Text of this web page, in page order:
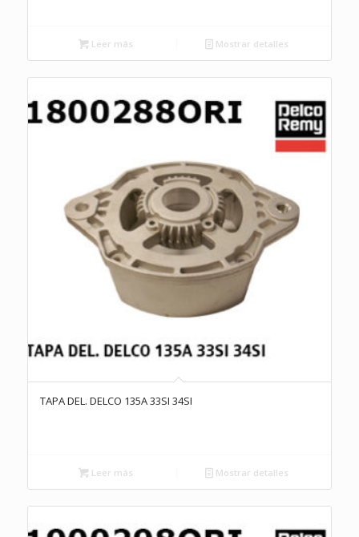
Leer más Mostrar detalles
TAPA DEL. DELCO 135A 33SI 34SI
Leer más Mostrar detalles